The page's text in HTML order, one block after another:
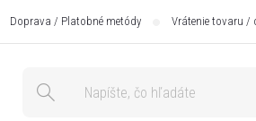
Doprava / Platobné metódy Vrátenie tovaru /